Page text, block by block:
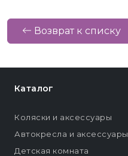
Возврат к списку
Каталог
Коляски и аксессуары
Автокресла и аксессуары
Детская комната